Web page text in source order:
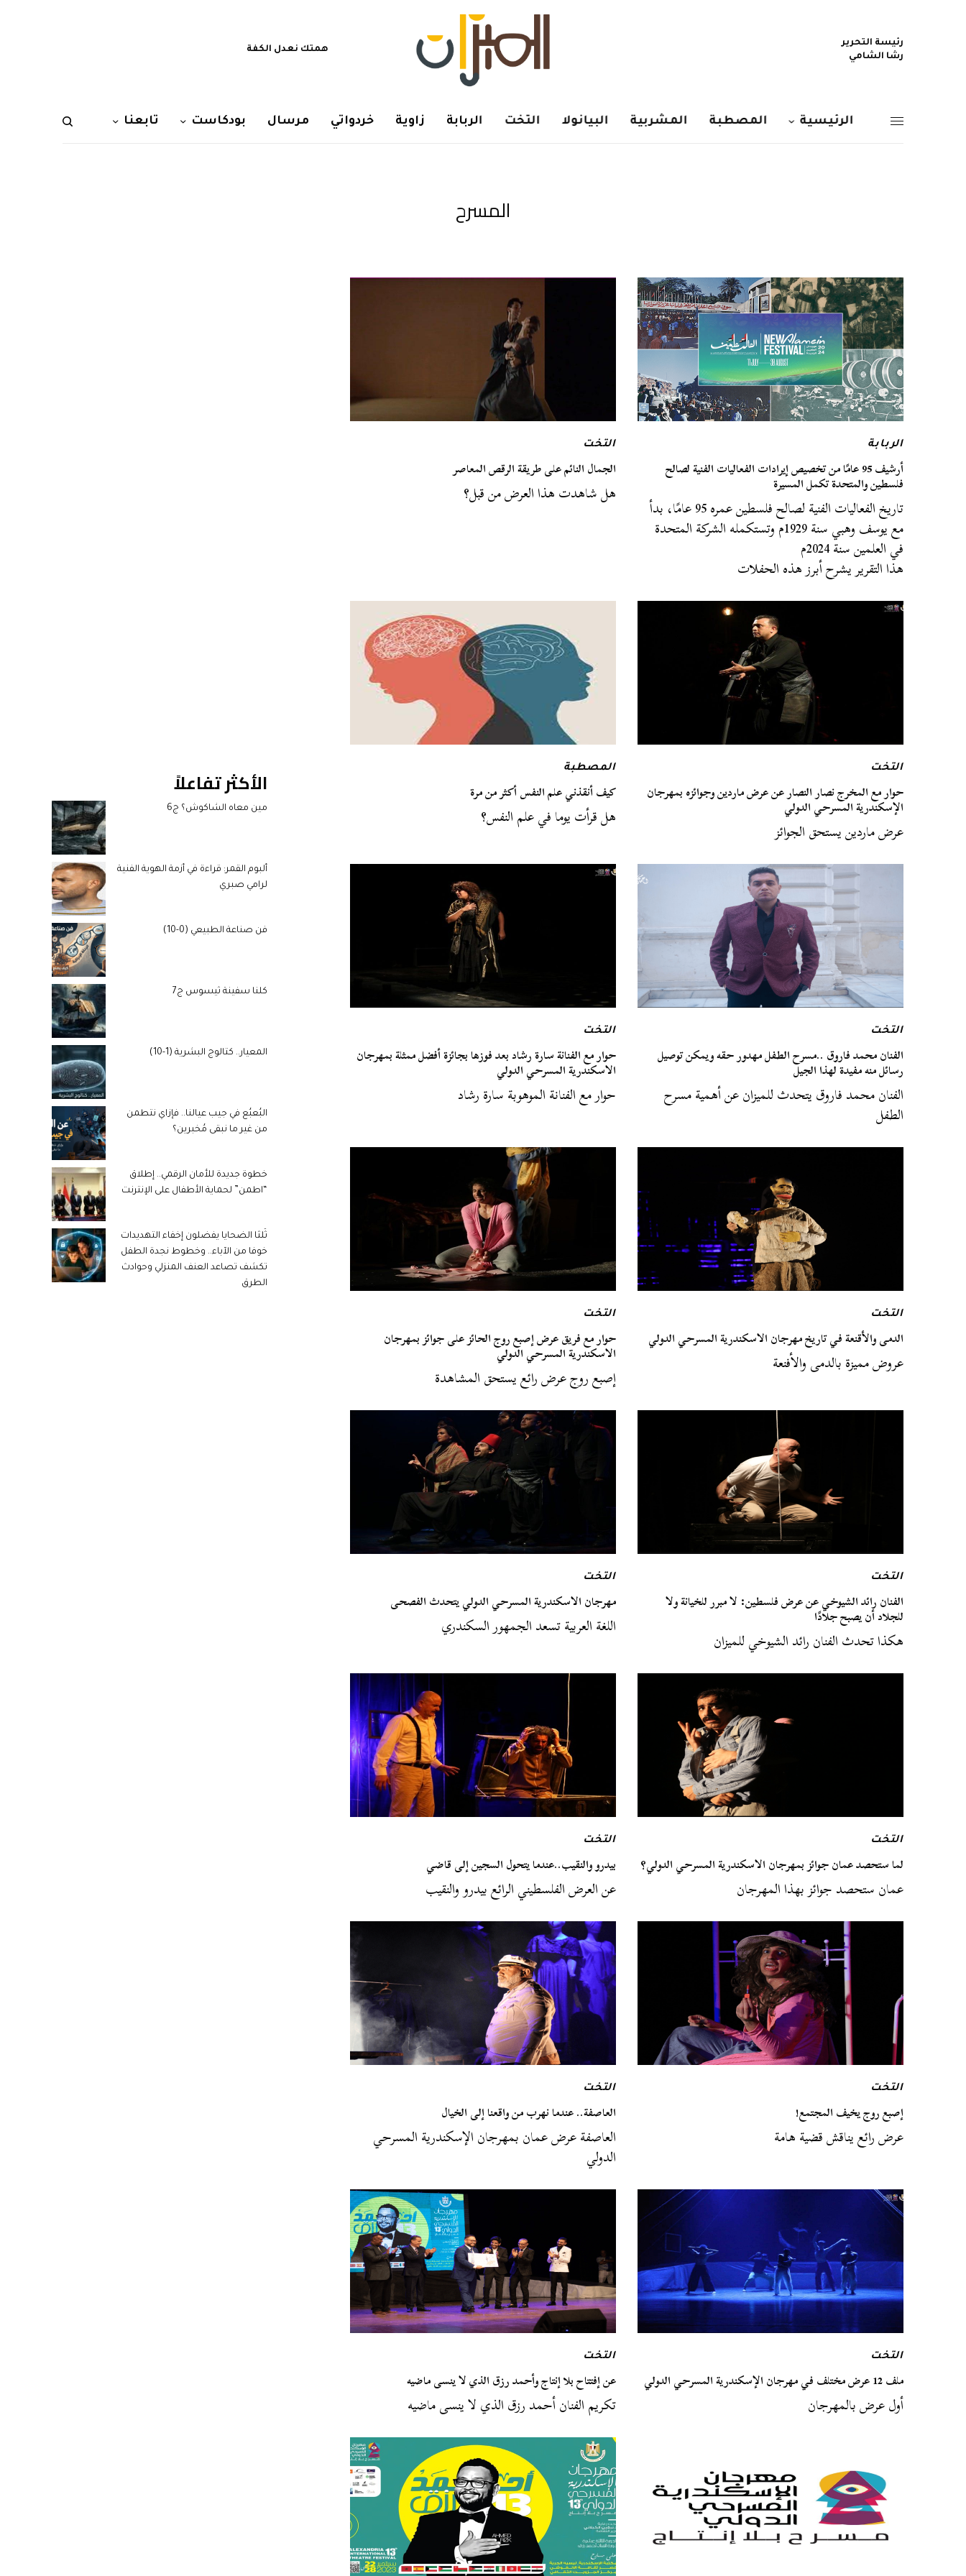
رئيسة التحرير
رشا الشامي
همتك نعدل الكفة
الرئيسية المصطبة المشربية البيانولا التخت الربابة زاوية خردواتي مرسال بودكاست تابعنا
المسرح
الربابة
أرشيف 95 عامًا من تخصيص إيرادات الفعاليات الفنية لصالح
فلسطين والمتحدة تكمل المسيرة
تاريخ الفعاليات الفنية لصالح فلسطين عمره 95 عامًا، بدأ
مع يوسف وهبي سنة 1929م وتستكمله الشركة المتحدة
في العلمين سنة 2024م
هذا التقرير يشرح أبرز هذه الحفلات
التخت
الجمال النائم على طريقة الرقص المعاصر
هل شاهدت هذا العرض من قبل؟
التخت
حوار مع المخرج نصار النصار عن عرض ماردين وجوائزه بمهرجان
الإسكندرية المسرحي الدولي
عرض ماردين يستحق الجوائز
المصطبة
كيف أنقذني علم النفس أكثر من مرة
هل قرأت يوما في علم النفس؟
التخت
الفنان محمد فاروق ..مسرح الطفل مهدور حقه ويمكن توصيل
رسائل منه مفيدة لهذا الجيل
الفنان محمد فاروق يتحدث للميزان عن أهمية مسرح
الطفل
التخت
حوار مع الفنانة سارة رشاد بعد فوزها بجائزة أفضل ممثلة بمهرجان
الاسكندرية المسرحي الدولي
حوار مع الفنانة الموهوبة سارة رشاد
التخت
الدمى والأقنعة في تاريخ مهرجان الاسكندرية المسرحي الدولي
عروض مميزة بالدمى والأفنعة
التخت
حوار مع فريق عرض إصبع روج الحائز على جوائز بمهرجان
الاسكندرية المسرحي الدولي
إصبع روج عرض رائع يستحق المشاهدة
التخت
الفنان رائد الشيوخي عن عرض فلسطين: لا مبرر للخيانة ولا
للجلاد أن يصبح جلادًا
هكذا تحدث الفنان رائد الشيوخي للميزان
التخت
مهرجان الاسكندرية المسرحي الدولي يتحدث الفصحى
اللغة العربية تسعد الجمهور السكندري
التخت
لما ستحصد عمان جوائز بمهرجان الاسكندرية المسرحي الدولي؟
عمان ستحصد جوائز بهذا المهرجان
التخت
بيدرو والنقيب..عندما يتحول السجين إلى قاضي
عن العرض الفلسطيني الرائع بيدرو والنقيب
التخت
إصبع روج يخيف المجتمع!
عرض رائع يناقش قضية هامة
التخت
العاصفة.. عندما نهرب من واقعنا إلى الخيال
العاصفة عرض عمان بمهرجان الإسكندرية المسرحي
الدولي
التخت
ملف 12 عرض مختلف في مهرجان الإسكندرية المسرحي الدولي
أول عرض بالمهرجان
التخت
عن إفتتاح بلا إنتاج وأحمد رزق الذي لا ينسى ماضيه
تكريم الفنان أحمد رزق الذي لا ينسى ماضيه
الأكثر تفاعلاً
مين معاه الشاكوش؟ ج6
ألبوم القمر: قراءة في أزمة الهوية الفنية
لرامي صبري
فن صناعة الطبيعي (0-10)
كلنا سفينة ثيسوس ج7
المعيار.. كتالوج البشرية (1-10)
البُعبُع في جيب عيالنا.. فإزاي نتطمن
من غير ما نبقى مُخبرين؟
خطوة جديدة للأمان الرقمي.. إطلاق
“اطمن” لحماية الأطفال على الإنترنت
ثُلثا الضحايا يفضلون إخفاء التهديدات
خوفا من الآباء.. وخطوط نجدة الطفل
تكشف تصاعد العنف المنزلي وحوادث
الطرق